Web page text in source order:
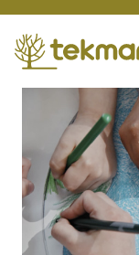
content